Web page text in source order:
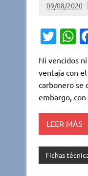
09/08/2020
T
it
te
r
s
A
p
p
Ni vencidos
ventaja con
carbonero se
embargo, con
LEER MÁS
Fichas